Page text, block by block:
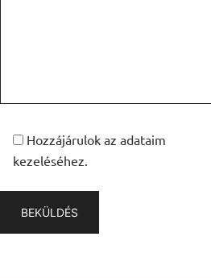
Hozzájárulok az adataim
kezeléséhez.